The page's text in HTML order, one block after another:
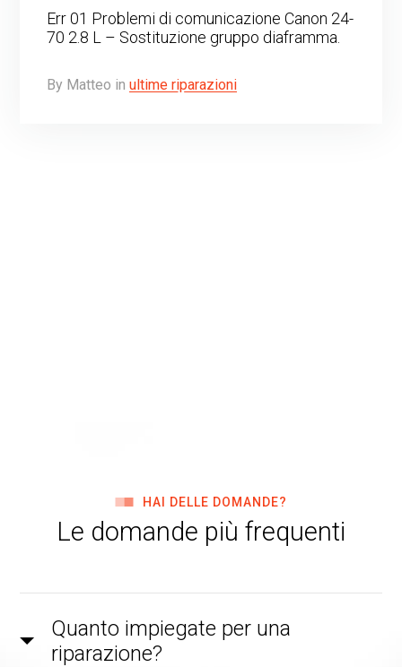
Err 01 Problemi di comunicazione Canon 24-
70 2.8 L – Sostituzione gruppo diaframma.
By Matteo in ultime riparazioni
HAI DELLE DOMANDE?
Le domande più frequenti
Quanto impiegate per una
riparazione?